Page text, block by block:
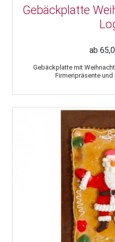
Gebäckplatte
ab
Gebäckplatte mit
Firmenpräsente und